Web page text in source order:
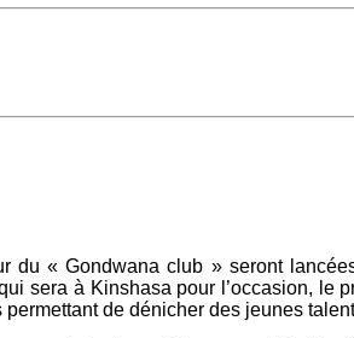
du « Gondwana club » seront
sera à Kinshasa pour l’occasion,
permettant de dénicher des jeunes